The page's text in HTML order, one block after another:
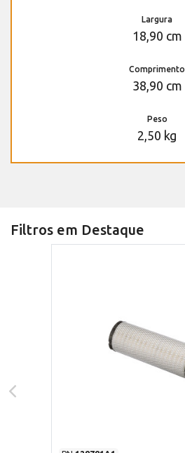
Largura
18,90 cm
Comprimento
38,90 cm
Peso
2,50 kg
Filtros em Destaque